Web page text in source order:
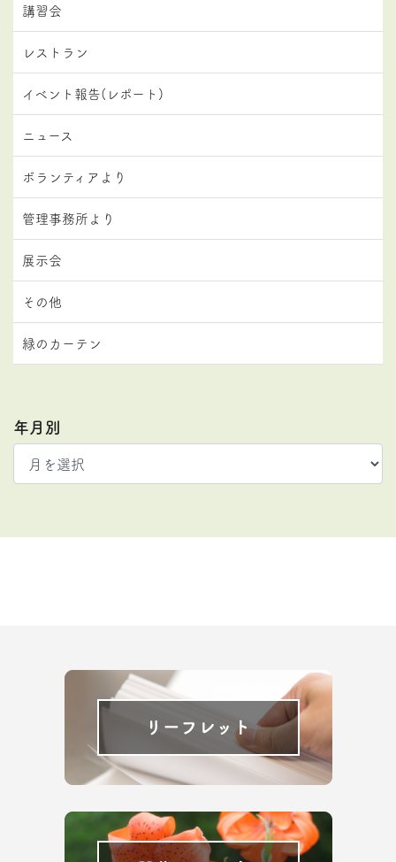
講習会
レストラン
イベント報告(レポート)
ニュース
ボランティアより
管理事務所より
展示会
その他
緑のカーテン
年月別